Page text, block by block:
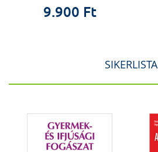
9.900 Ft
SIKERLISTA